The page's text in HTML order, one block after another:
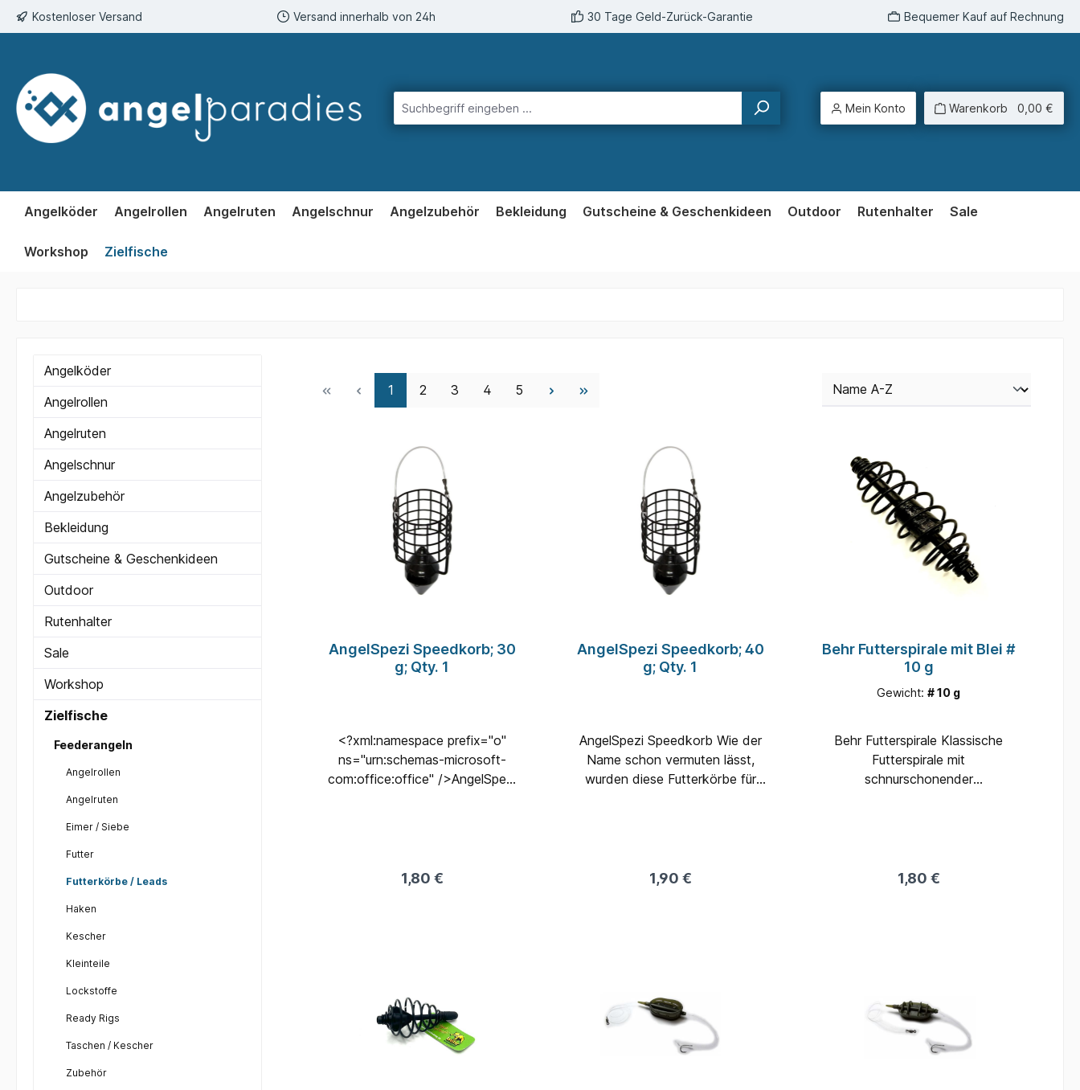
Zur Hauptnavigation springen
Kostenloser Versand Versand innerhalb von 24h 30 Tage Geld-Zurück-Garantie Bequemer Kauf auf Rechnung
Mein Konto Warenkorb 0,00 €
Angelköder Angelrollen Angelruten Angelschnur Angelzubehör Bekleidung Gutscheine & Geschenkideen Outdoor Rutenhalter Sale
Workshop Zielfische
Angelköder
Angelrollen
Angelruten
Angelschnur
Angelzubehör
Bekleidung
Gutscheine & Geschenkideen
Outdoor
Rutenhalter
Sale
Workshop
Zielfische
Feederangeln
Angelrollen
Angelruten
Eimer / Siebe
Futter
Futterkörbe / Leads
Haken
Kescher
Kleinteile
Lockstoffe
Ready Rigs
Taschen / Kescher
Zubehör
Seite
1 Seite
2 Seite
3 Seite
4 Seite
5
AngelSpezi Speedkorb; 30
g; Qty. 1
<?xml:namespace prefix="o"
ns="urn:schemas-microsoft-
com:office:office" />AngelSpezi
und pärzise ins Ziel. Die
unauffällig unter
WasserDurchmesser: 25 mm
Länge: 30 mmGewicht: 30
1,80 €
AngelSpezi Speedkorb; 40
g; Qty. 1
AngelSpezi Speedkorb Wie der
Name schon vermuten lässt,
wurden diese Futterkörbe für
Wasser sehr unauffällig wirken,
gr.Inhalt: 1 Stück
1,90 €
Behr Futterspirale mit Blei #
10 g
Gewicht:# 10 g
Behr Futterspirale Klassische
Futterspirale mit
schnurschonender
1,80 €